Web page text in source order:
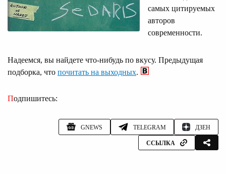
самых цитируемых
авторов
современности.
Надеемся, вы найдете что-нибудь по вкусу. Предыдущая
подборка, что почитать на выходных.
Подпишитесь:
GNEWS TELEGRAM ДЗЕН
ССЫЛКА